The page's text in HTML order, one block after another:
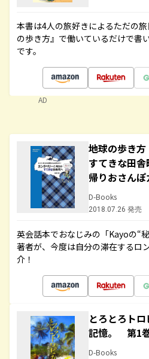
本書は4人の旅好きによるただの
の歩き方』で働いているだけで書
です。
AD
地球の歩き
すてきな田
帰りおさん
D-Books
2018.07.26 発売
英会話本でおなじみの「Kayoの“
著者が、今度は自分の滞在するロ
介！
とろとろト
記憶。 第1
D-Books